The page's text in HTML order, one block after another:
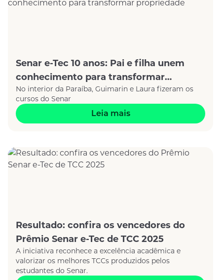
Senar e-Tec 10 anos: Pai e filha unem
conhecimento para transformar
propriedade
No interior da Paraíba, Guimarin e Laura fizeram os
cursos do Senar
Leia mais
Resultado: confira os vencedores do
Prêmio Senar e-Tec de TCC 2025
A iniciativa reconhece a excelência acadêmica e
valorizar os melhores TCCs produzidos pelos
estudantes do Senar.